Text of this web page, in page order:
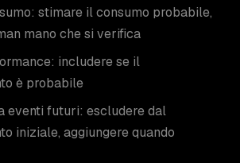
stimare il consumo probabile,
mano che si verifica
includere se il
è probabile
eventi futuri: escludere dal
iniziale, aggiungere quando